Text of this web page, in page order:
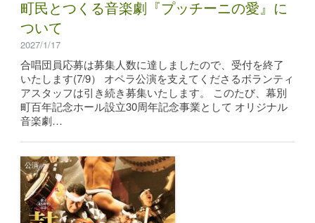
町民とつくる音楽劇『プッチーニの愛』に
ついて
2027/1/17
合唱団員応募は募集人数に達しましたので、受付を終了
いたします(7/9） オペラ公演を支えてくださるボランティ
アスタッフは引き続き募集いたします。 このたび、幕別
町百年記念ホール設立30周年記念事業として オリジナル
音楽劇…
公演